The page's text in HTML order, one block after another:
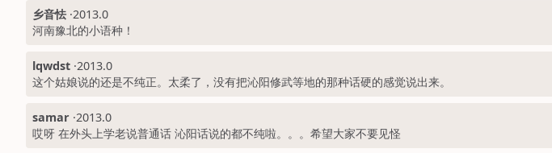
乡音怯 ·2013.0
河南豫北的小语种！
lqwdst ·2013.0
这个姑娘说的还是不纯正。太柔了，没有把沁阳修武等地的那种话硬的感觉说出来。
samar ·2013.0
哎呀 在外头上学老说普通话 沁阳话说的都不纯啦。。。希望大家不要见怪